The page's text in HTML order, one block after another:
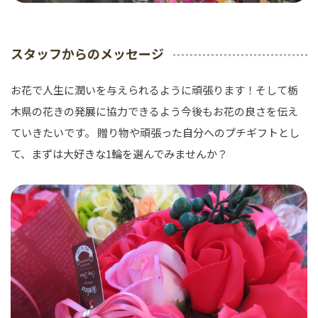
スタッフからのメッセージ
お花で人生に潤いを与えられるように頑張ります！そして栃
木県の花きの発展に協力できるよう今後もお花の良さを伝え
ていきたいです。 贈り物や頑張った自分へのプチギフトとし
て、まずは大好きな1輪を選んでみませんか？